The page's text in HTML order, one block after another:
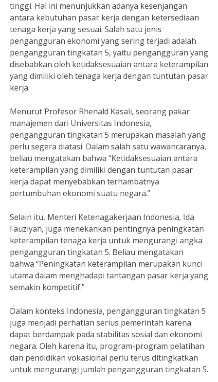
tinggi. Hal ini menunjukkan adanya kesenjangan
antara kebutuhan pasar kerja dengan ketersediaan
tenaga kerja yang sesuai. Salah satu jenis
pengangguran ekonomi yang sering terjadi adalah
pengangguran tingkatan 5, yaitu pengangguran yang
disebabkan oleh ketidaksesuaian antara keterampilan
yang dimiliki oleh tenaga kerja dengan tuntutan pasar
kerja.
Menurut Profesor Rhenald Kasali, seorang pakar
manajemen dari Universitas Indonesia,
pengangguran tingkatan 5 merupakan masalah yang
perlu segera diatasi. Dalam salah satu wawancaranya,
beliau mengatakan bahwa “Ketidaksesuaian antara
keterampilan yang dimiliki dengan tuntutan pasar
kerja dapat menyebabkan terhambatnya
pertumbuhan ekonomi suatu negara.”
Selain itu, Menteri Ketenagakerjaan Indonesia, Ida
Fauziyah, juga menekankan pentingnya peningkatan
keterampilan tenaga kerja untuk mengurangi angka
pengangguran tingkatan 5. Beliau mengatakan
bahwa “Peningkatan keterampilan merupakan kunci
utama dalam menghadapi tantangan pasar kerja yang
semakin kompetitif.”
Dalam konteks Indonesia, pengangguran tingkatan 5
juga menjadi perhatian serius pemerintah karena
dapat berdampak pada stabilitas sosial dan ekonomi
negara. Oleh karena itu, program-program pelatihan
dan pendidikan vokasional perlu terus ditingkatkan
untuk mengurangi jumlah pengangguran tingkatan 5.